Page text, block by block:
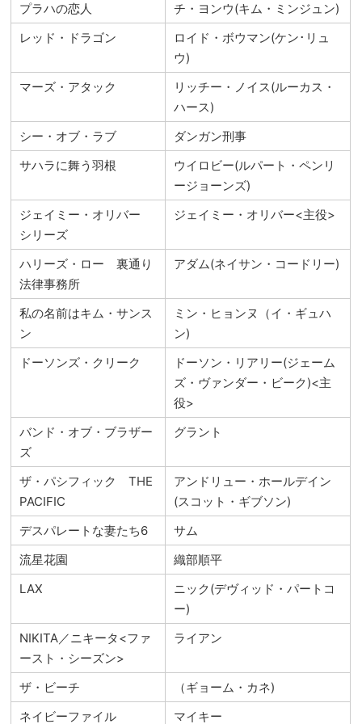
プラハの恋人
チ・ヨンウ(キム・ミンジュン)
レッド・ドラゴン
ロイド・ボウマン(ケン･リュ
ウ)
マーズ・アタック
リッチー・ノイス(ルーカス・
ハース)
シー・オブ・ラブ
ダンガン刑事
サハラに舞う羽根
ウイロビー(ルパート・ペンリ
ージョーンズ)
ジェイミー・オリバー
シリーズ
ジェイミー・オリバー<主役>
ハリーズ・ロー 裏通り
法律事務所
アダム(ネイサン・コードリー)
私の名前はキム・サンス
ン
ミン・ヒョンヌ（イ・ギュハ
ン)
ドーソンズ・クリーク
ドーソン・リアリー(ジェーム
ズ・ヴァンダー・ビーク)<主
役>
バンド・オブ・ブラザー
ズ
グラント
ザ・パシフィック THE
PACIFIC
アンドリュー・ホールデイン
(スコット・ギブソン)
デスパレートな妻たち6
サム
流星花園
織部順平
LAX
ニック(デヴィッド・パートコ
ー)
NIKITA／ニキータ<ファ
ースト・シーズン>
ライアン
ザ・ビーチ
（ギョーム・カネ)
ネイビーファイル
マイキー